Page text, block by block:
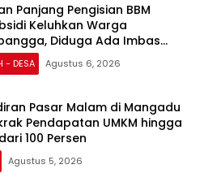
Panjang Pengisian BBM
Keluhkan Warga
Diduga Ada Imbas
Bertangki Modifikasi
- DESA Agustus 6, 2026
Pasar Malam di Mangadu
Pendapatan UMKM hingga
100 Persen
Agustus 5, 2026